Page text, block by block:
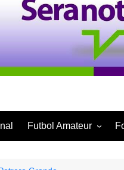
Futbol Amateur